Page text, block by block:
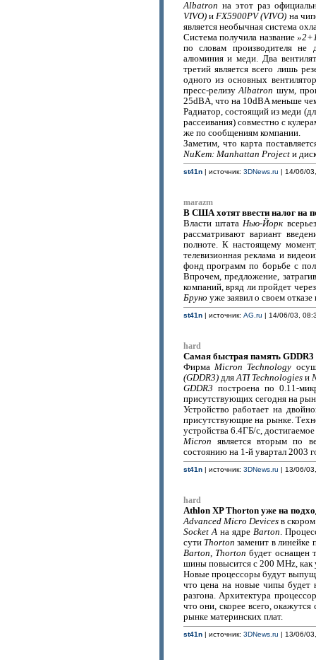
Albatron на этот раз
VIVO)иFX5900PV (VIVO) на
является необычная система
Система получила название
по словам производителя не
алюминия и меди. Два
третий является всего лишь
одного из основных
пресс-релизуAlbatron шум,
25dBA, что на 10dBA меньше
Радиатор, состоящий из меди
рассеивания) совместно с
же по сообщениям компании.
Заметим, что карта
NuKem: Manhattan Projectи
st41n| источник: 3DNews.ru | 14/06/
marazm
В США хотят ввести налог на
Власти штатаНью-Йорк
рассматривают вариант
полноте. К настоящему
телевизионная реклама и
фонд программ по борьбе с
Впрочем, предложение,
компаний, вряд ли пройдет
Бруно уже заявил о своем
st41n| источник: AG.ru | 14/06/03,
hard
Самая быстрая память
Фирма Micron Technology
(GDDR3)дляATI Technologiesи
GDDR3 построена по 0.11-
присутствующих сегодня на
Устройство работает на
присутствующие на рынке.
устройства 6.4ГБ/с,
Micron является вторым по
состоянию на 1-й увартал 2003
st41n| источник: 3DNews.ru | 13/06/
hard
Athlon XP Thorton уже на
Advanced Micro Devicesв скором
Socket Aна ядре Barton.
сути Thorton заменит в линейке
Barton, Thorton будет оснащен
шины повысится с 200 MHz,
Новые процессоры будут
что цена на новые чипы будет
разгона. Архитектура
что они, скорее всего,
рынке материнских плат.
st41n| источник: 3DNews.ru | 13/06/